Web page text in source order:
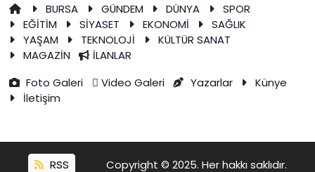
BURSA GÜNDEM DÜNYA
SPOR
EĞİTİM
SİYASET EKONOMİ
SAĞLIK
YAŞAM
TEKNOLOJİ
KÜLTÜR SANAT
MAGAZİN
İLANLAR
Foto Galeri
Video Galeri Yazarlar
Künye
İletişim
RSS Copyright © 2025. Her hakkı saklıdır.